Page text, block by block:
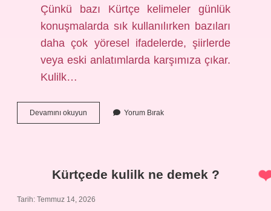
Çünkü bazı Kürtçe kelimeler günlük
konuşmalarda sık kullanılırken bazıları
daha çok yöresel ifadelerde, şiirlerde
veya eski anlatımlarda karşımıza çıkar.
Kulilk…
Devamını okuyun Kürtçede
kulilk
Yorum Bırak
Kürtçede kulilk ne demek ?
Tarih: Temmuz 14, 2026